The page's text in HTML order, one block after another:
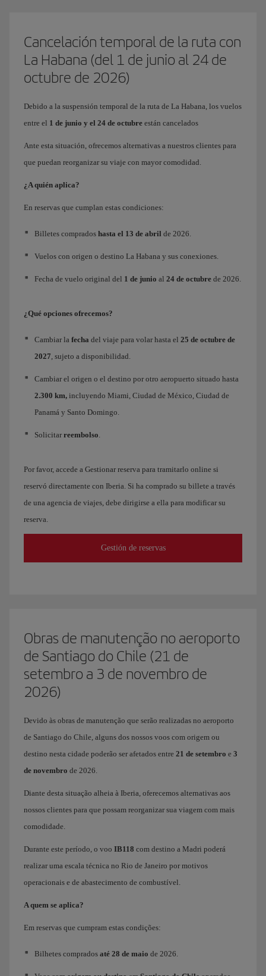
Cancelación temporal de la ruta con
La Habana (del 1 de junio al 24 de
octubre de 2026)
Debido a la suspensión temporal de la ruta de La Habana, los vuelos
entre el 1 de junio y el 24 de octubre están cancelados
Ante esta situación, ofrecemos alternativas a nuestros clientes para
que puedan reorganizar su viaje con mayor comodidad.
¿A quién aplica?
En reservas que cumplan estas condiciones:
Billetes comprados hasta el 13 de abril de 2026.
Vuelos con origen o destino La Habana y sus conexiones.
Fecha de vuelo original del 1 de junio al 24 de octubre de 2026.
¿Qué opciones ofrecemos?
Cambiar la fecha del viaje para volar hasta el 25 de octubre de
2027, sujeto a disponibilidad.
Cambiar el origen o el destino por otro aeropuerto situado hasta
2.300 km, incluyendo Miami, Ciudad de México, Ciudad de
Panamá y Santo Domingo.
Solicitar reembolso.
Por favor, accede a Gestionar reserva para tramitarlo online si
reservó directamente con Iberia. Si ha comprado su billete a través
de una agencia de viajes, debe dirigirse a ella para modificar su
reserva.
Gestión de reservas
Obras de manutenção no aeroporto
de Santiago do Chile (21 de
setembro a 3 de novembro de
2026)
Devido às obras de manutenção que serão realizadas no aeroporto
de Santiago do Chile, alguns dos nossos voos com origem ou
destino nesta cidade poderão ser afetados entre 21 de setembro e 3
de novembro de 2026.
Diante desta situação alheia à Iberia, oferecemos alternativas aos
nossos clientes para que possam reorganizar sua viagem com mais
comodidade.
Durante este período, o voo IB118 com destino a Madri poderá
realizar uma escala técnica no Rio de Janeiro por motivos
operacionais e de abastecimento de combustível.
A quem se aplica?
Em reservas que cumpram estas condições:
Bilhetes comprados até 28 de maio de 2026.